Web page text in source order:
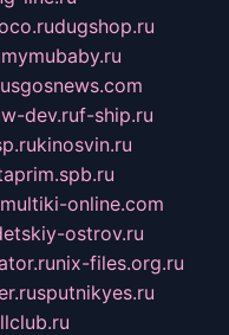
dugshop.ru
mymubaby.ru
w-dev.ruf-ship.ru
kinosvin.ru
multiki-online.com
ostrov.ru
nix-files.org.ru
sputnikyes.ru